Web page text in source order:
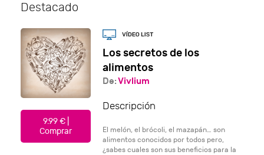
Destacado
9.99 € |
Comprar
Los secretos de los
alimentos
De:Vivlium
Descripción
El melón, el brócoli, el mazapán… son
alimentos conocidos por todos pero,
¿sabes cuales son sus beneficios para la